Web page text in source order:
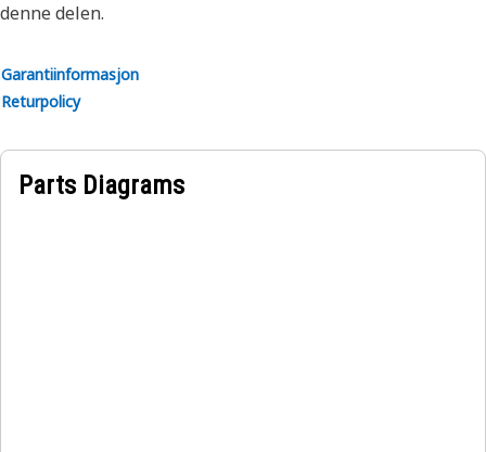
denne delen.
Garantiinformasjon
Returpolicy
Parts Diagrams